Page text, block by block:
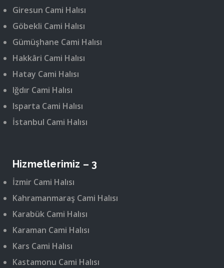
Giresun Cami Halısı
Göbekli Cami Halısı
Gümüşhane Cami Halısı
Hakkâri Cami Halısı
Hatay Cami Halısı
Iğdır Cami Halısı
Isparta Cami Halısı
İstanbul Cami Halısı
Hizmetlerimiz – 3
İzmir Cami Halısı
Kahramanmaraş Cami Halısı
Karabük Cami Halısı
Karaman Cami Halısı
Kars Cami Halısı
Kastamonu Cami Halısı